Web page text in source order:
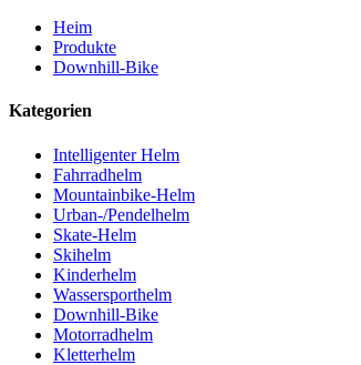
Heim
Produkte
Downhill-Bike
Kategorien
Intelligenter Helm
Fahrradhelm
Mountainbike-Helm
Urban-/Pendelhelm
Skate-Helm
Skihelm
Kinderhelm
Wassersporthelm
Downhill-Bike
Motorradhelm
Kletterhelm